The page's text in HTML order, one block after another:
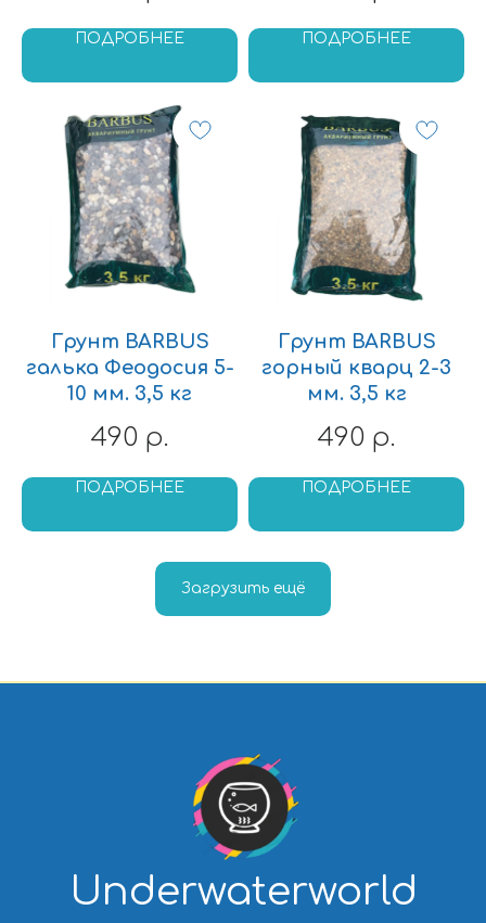
ПОДРОБНЕЕ ПОДРОБНЕЕ
Грунт BARBUS
галька Феодосия 5-
10 мм. 3,5 кг
490 р.
ПОДРОБНЕЕ
Грунт BARBUS
горный кварц 2-3
мм. 3,5 кг
490 р.
ПОДРОБНЕЕ
Загрузить ещё